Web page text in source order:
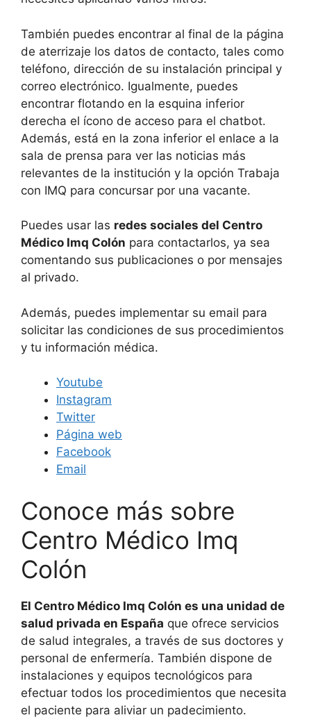
También puedes encontrar al final de la página
de aterrizaje los datos de contacto, tales como
teléfono, dirección de su instalación principal y
correo electrónico. Igualmente, puedes
encontrar flotando en la esquina inferior
derecha el ícono de acceso para el chatbot.
Además, está en la zona inferior el enlace a la
sala de prensa para ver las noticias más
relevantes de la institución y la opción Trabaja
con IMQ para concursar por una vacante.
Puedes usar las redes sociales del Centro
Médico Imq Colón para contactarlos, ya sea
comentando sus publicaciones o por mensajes
al privado.
Además, puedes implementar su email para
solicitar las condiciones de sus procedimientos
y tu información médica.
Youtube
Instagram
Twitter
Página web
Facebook
Email
Conoce más sobre
Centro Médico Imq
Colón
El Centro Médico Imq Colón es una unidad de
salud privada en España que ofrece servicios
de salud integrales, a través de sus doctores y
personal de enfermería. También dispone de
instalaciones y equipos tecnológicos para
efectuar todos los procedimientos que necesita
el paciente para aliviar un padecimiento.